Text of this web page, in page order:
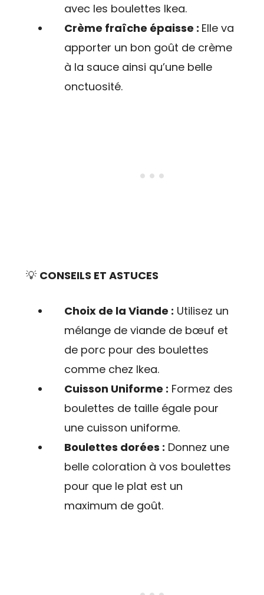
avec les boulettes Ikea.
Crème fraîche épaisse : Elle va
apporter un bon goût de crème
à la sauce ainsi qu’une belle
onctuosité.
💡 CONSEILS ET ASTUCES
Choix de la Viande : Utilisez un
mélange de viande de bœuf et
de porc pour des boulettes
comme chez Ikea.
Cuisson Uniforme : Formez des
boulettes de taille égale pour
une cuisson uniforme.
Boulettes dorées : Donnez une
belle coloration à vos boulettes
pour que le plat est un
maximum de goût.